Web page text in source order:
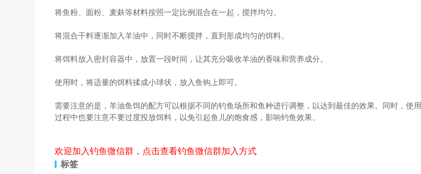
将鱼粉、面粉、麦麸等材料按照一定比例混合在一起，搅拌均匀。
将混合干料逐渐加入羊油中，同时不断搅拌，直到形成均匀的饵料。
将饵料放入密封容器中，放置一段时间，让其充分吸收羊油的香味和营养成分。
使用时，将适量的饵料揉成小球状，放入鱼钩上即可。
需要注意的是，羊油鱼饵的配方可以根据不同的钓鱼场所和鱼种进行调整，以达到最佳的效果。同时，使用
过程中也要注意不要过度投放饵料，以免引起鱼儿的饱食感，影响钓鱼效果。
欢迎加入钓鱼微信群，点击查看钓鱼微信群加入方式
标签